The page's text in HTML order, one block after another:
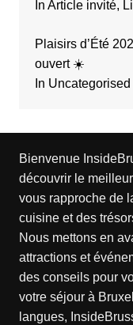
In Article invité,
Plaisirs d’Été
ouvert ☀️
In Uncategorised
Bienvenue
découvrir le
vous rapproche de
cuisine et des
Nous mettons en
attractions et
des conseils pour
votre séjour à
langues,